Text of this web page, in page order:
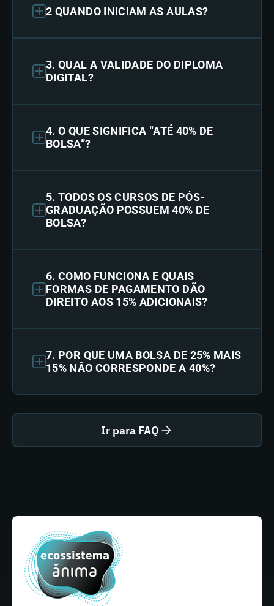
2 QUANDO INICIAM AS AULAS?
3. QUAL A VALIDADE DO DIPLOMA
DIGITAL?
4. O QUE SIGNIFICA “ATÉ 40% DE
BOLSA”?
5. TODOS OS CURSOS DE PÓS-
GRADUAÇÃO POSSUEM 40% DE
BOLSA?
6. COMO FUNCIONA E QUAIS
FORMAS DE PAGAMENTO DÃO
DIREITO AOS 15% ADICIONAIS?
7. POR QUE UMA BOLSA DE 25% MAIS
15% NÃO CORRESPONDE A 40%?
Ir para FAQ